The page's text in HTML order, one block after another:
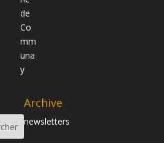
Archive
newsletters